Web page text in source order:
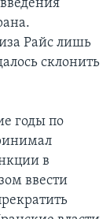
Райс лишь
склонить
годы по
в
ввести